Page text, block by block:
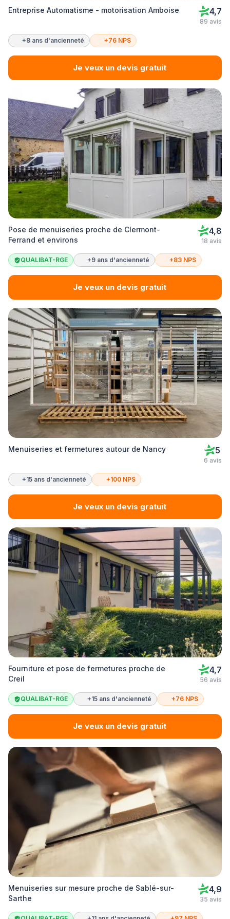
Entreprise Automatisme - motorisation Amboise 4,7
89 avis
+8 ans d'ancienneté +76 NPS
Je veux un devis gratuit
Pose de menuiseries proche de Clermont-
Ferrand et environs
4,8
18 avis
QUALIBAT-RGE +9 ans d'ancienneté +83 NPS
Je veux un devis gratuit
Menuiseries et fermetures autour de Nancy 5
6 avis
+15 ans d'ancienneté +100 NPS
Je veux un devis gratuit
Fourniture et pose de fermetures proche de
Creil
4,7
56 avis
QUALIBAT-RGE +15 ans d'ancienneté +76 NPS
Je veux un devis gratuit
Menuiseries sur mesure proche de Sablé-sur-
Sarthe
4,9
35 avis